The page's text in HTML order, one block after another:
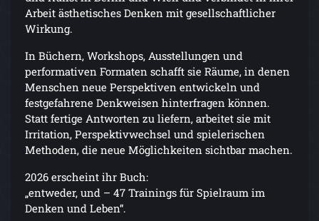
Arbeit ästhetisches Denken mit gesellschaftlicher
Wirkung.
In Büchern, Workshops, Ausstellungen und
performativen Formaten schafft sie Räume, in denen
Menschen neue Perspektiven entwickeln und
festgefahrene Denkweisen hinterfragen können.
Statt fertige Antworten zu liefern, arbeitet sie mit
Irritation, Perspektivwechsel und spielerischen
Methoden, die neue Möglichkeiten sichtbar machen.
2026 erscheint ihr Buch:
„entweder, und – 47 Trainings für Spielraum im
Denken und Leben“.